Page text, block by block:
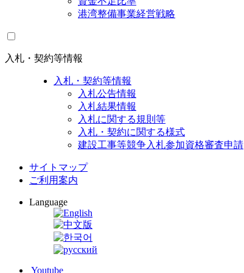
港湾整備事業経営戦略
入札・契約等情報
入札・契約等情報
入札公告情報
入札結果情報
入札に関する規則等
入札・契約に関する様式
建設工事等競争入札参加資格審査申請
サイトマップ
ご利用案内
Language
Youtube